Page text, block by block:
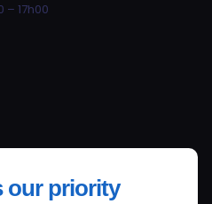
our priority
– 17h00